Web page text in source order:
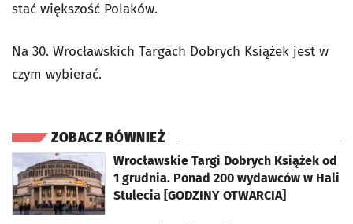
stać większość Polaków.
Na 30. Wrocławskich Targach Dobrych Książek jest w
czym wybierać.
ZOBACZ RÓWNIEŻ
Wrocławskie Targi Dobrych Książek od
1 grudnia. Ponad 200 wydawców w Hali
Stulecia [GODZINY OTWARCIA]
otworzy się w nowej karcie